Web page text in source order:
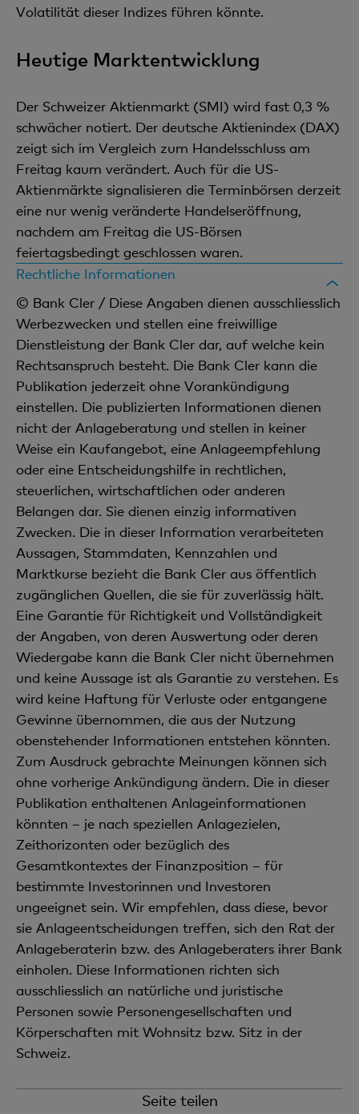
Volatilität dieser Indizes führen könnte.
Heutige Marktentwicklung
Der Schweizer Aktienmarkt (SMI) wird fast 0,3 %
schwächer notiert. Der deutsche Aktienindex (DAX)
zeigt sich im Vergleich zum Handelsschluss am
Freitag kaum verändert. Auch für die US-
Aktienmärkte signalisieren die Terminbörsen derzeit
eine nur wenig veränderte Handelseröffnung,
nachdem am Freitag die US-Börsen
feiertagsbedingt geschlossen waren.
Rechtliche Informationen
© Bank Cler / Diese Angaben dienen ausschliesslich
Werbezwecken und stellen eine freiwillige
Dienstleistung der Bank Cler dar, auf welche kein
Rechtsanspruch besteht. Die Bank Cler kann die
Publikation jederzeit ohne Vorankündigung
einstellen. Die publizierten Informationen dienen
nicht der Anlageberatung und stellen in keiner
Weise ein Kaufangebot, eine Anlageempfehlung
oder eine Entscheidungshilfe in rechtlichen,
steuerlichen, wirtschaftlichen oder anderen
Belangen dar. Sie dienen einzig informativen
Zwecken. Die in dieser Information verarbeiteten
Aussagen, Stammdaten, Kennzahlen und
Marktkurse bezieht die Bank Cler aus öffentlich
zugänglichen Quellen, die sie für zuverlässig hält.
Eine Garantie für Richtigkeit und Vollständigkeit
der Angaben, von deren Auswertung oder deren
Wiedergabe kann die Bank Cler nicht übernehmen
und keine Aussage ist als Garantie zu verstehen. Es
wird keine Haftung für Verluste oder entgangene
Gewinne übernommen, die aus der Nutzung
obenstehender Informationen entstehen könnten.
Zum Ausdruck gebrachte Meinungen können sich
ohne vorherige Ankündigung ändern. Die in dieser
Publikation enthaltenen Anlageinformationen
könnten – je nach speziellen Anlagezielen,
Zeithorizonten oder bezüglich des
Gesamtkontextes der Finanzposition – für
bestimmte Investorinnen und Investoren
ungeeignet sein. Wir empfehlen, dass diese, bevor
sie Anlageentscheidungen treffen, sich den Rat der
Anlageberaterin bzw. des Anlageberaters ihrer Bank
einholen. Diese Informationen richten sich
ausschliesslich an natürliche und juristische
Personen sowie Personengesellschaften und
Körperschaften mit Wohnsitz bzw. Sitz in der
Schweiz.
Seite teilen